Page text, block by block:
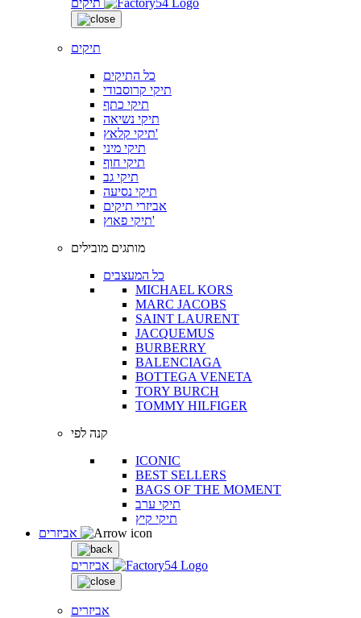
תיקים
כל התיקים
תיקי קרוסבודי
תיקי כתף
תיקי נשיאה
תיקי קלאץ'
תיקי מיני
תיקי חוף
תיקי גב
תיקי נסיעה
אביזרי תיקים
תיקי פאוץ'
מותגים מובילים
כל המעצבים
MICHAEL KORS
MARC JACOBS
SAINT LAURENT
JACQUEMUS
BURBERRY
BALENCIAGA
BOTTEGA VENETA
TORY BURCH
TOMMY HILFIGER
קנה לפי
ICONIC
BEST SELLERS
BAGS OF THE MOMENT
תיקי ערב
תיקי קיץ
אביזרים
אביזרים